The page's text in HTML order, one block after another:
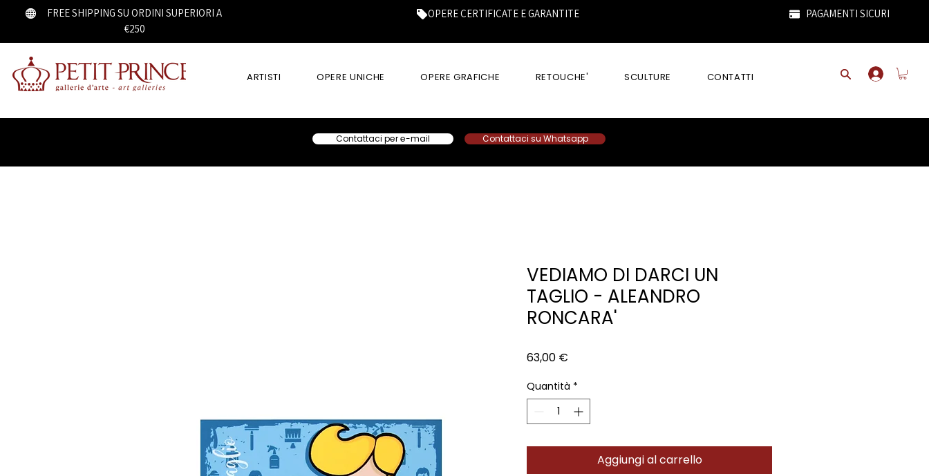
FREE SHIPPING SU ORDINI SUPERIORI A
€250
OPERE CERTIFICATE E GARANTITE PAGAMENTI SICURI
ARTISTI OPERE UNICHE OPERE GRAFICHE RETOUCHE' SCULTURE CONTATTI
Contattaci per e-mail Contattaci su Whatsapp
VEDIAMO DI DARCI UN
TAGLIO - ALEANDRO
RONCARA'
63,00 €
Quantità *
Aggiungi al carrello